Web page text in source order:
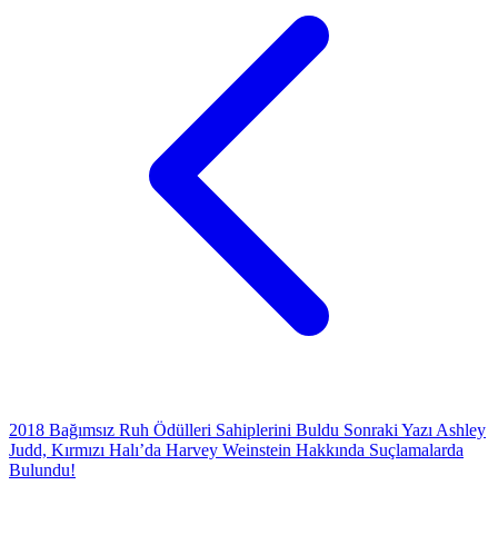
2018 Bağımsız Ruh Ödülleri Sahiplerini Buldu Sonraki Yazı Ashley
Judd, Kırmızı Halı’da Harvey Weinstein Hakkında Suçlamalarda
Bulundu!